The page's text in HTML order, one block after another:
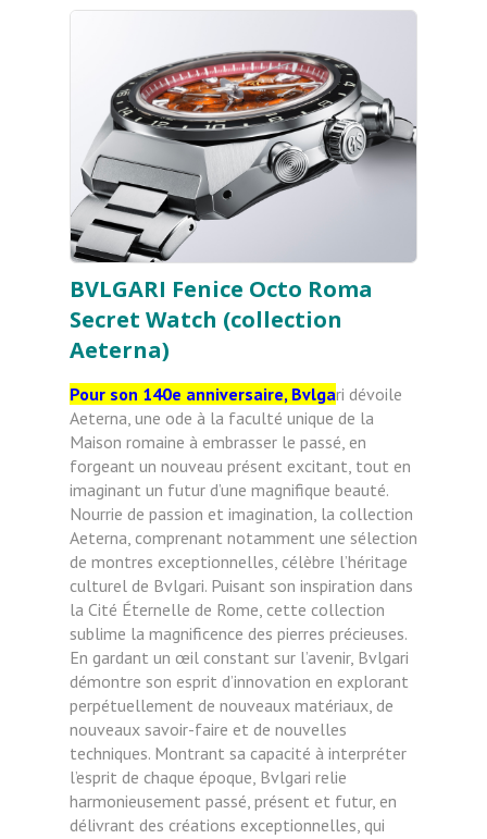
BVLGARI Fenice Octo Roma
Secret Watch (collection
Aeterna)
Pour son 140e anniversaire, Bvlgari dévoile
Aeterna, une ode à la faculté unique de la
Maison romaine à embrasser le passé, en
forgeant un nouveau présent excitant, tout en
imaginant un futur d’une magnifique beauté.
Nourrie de passion et imagination, la collection
Aeterna, comprenant notamment une sélection
de montres exceptionnelles, célèbre l’héritage
culturel de Bvlgari. Puisant son inspiration dans
la Cité Éternelle de Rome, cette collection
sublime la magnificence des pierres précieuses.
En gardant un œil constant sur l’avenir, Bvlgari
démontre son esprit d’innovation en explorant
perpétuellement de nouveaux matériaux, de
nouveaux savoir-faire et de nouvelles
techniques. Montrant sa capacité à interpréter
l’esprit de chaque époque, Bvlgari relie
harmonieusement passé, présent et futur, en
délivrant des créations exceptionnelles, qui